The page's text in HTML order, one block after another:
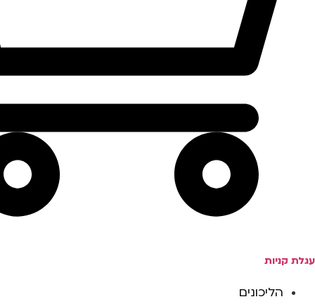
עגלת קניות
הליכונים